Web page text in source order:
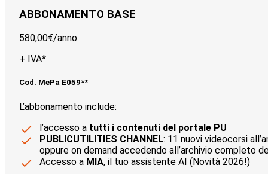
ABBONAMENTO BASE
580,00€/anno
+ IVA*
Cod. MePa E059**
L’abbonamento include:
l’accesso a tutti i contenuti del portale PU
PUBLICUTILITIES CHANNEL: 11 nuovi videocorsi
oppure on demand accedendo all’archivio completo
Accesso a MIA, il tuo assistente AI (Novità 2026!)